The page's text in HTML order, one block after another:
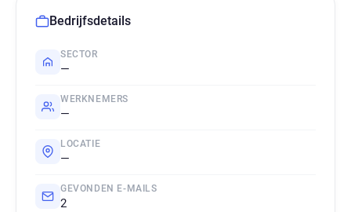
Bedrijfsdetails
SECTOR
—
WERKNEMERS
—
LOCATIE
—
GEVONDEN E-MAILS
2